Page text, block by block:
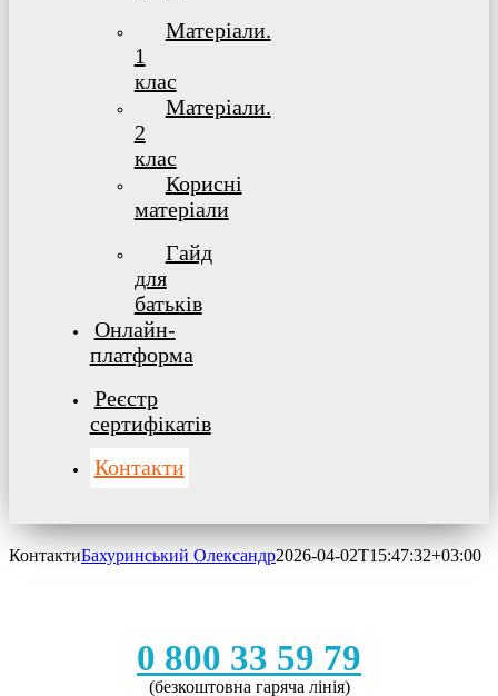
Матеріали.
1
клас
Матеріали.
2
клас
Корисні
матеріали
Гайд
для
батьків
Онлайн-
платформа
Реєстр
сертифікатів
Контакти
КонтактиБахуринський Олександр2026-04-02T15:47:32+03:00
0 800 33 59 79
(безкоштовна гаряча лінія)